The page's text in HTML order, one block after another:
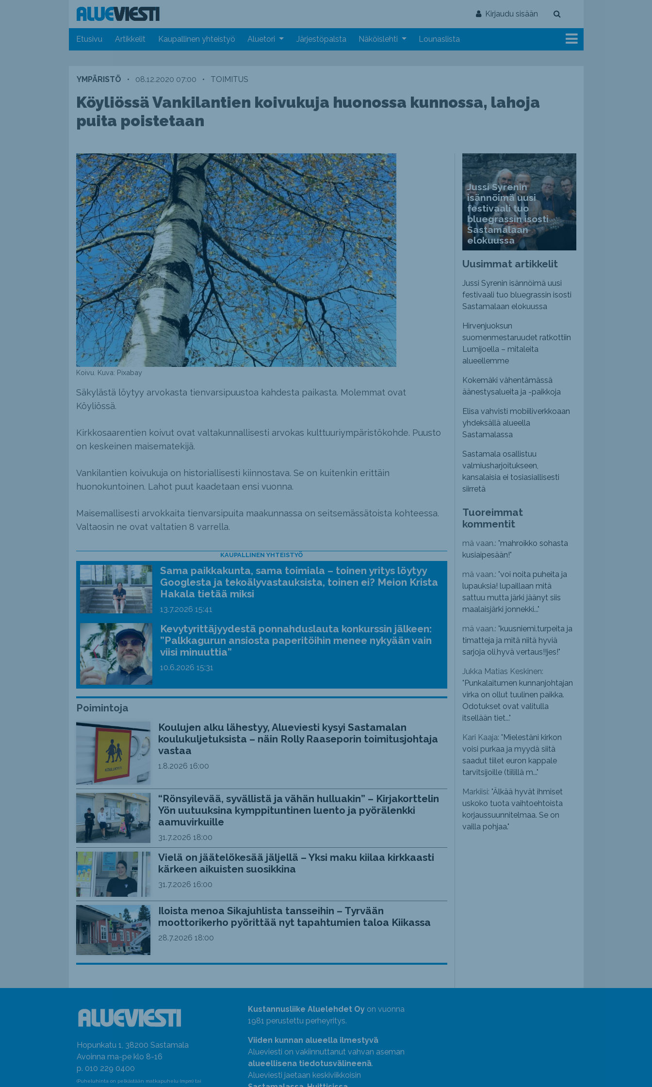
Kirjaudu sisään
Etusivu Artikkelit Kaupallinen yhteistyö Aluetori Järjestöpalsta Näköislehti Lounaslista
YMPÄRISTÖ • 08.12.2020 07:00 • TOIMITUS
Köyliössä Vankilantien koivukuja huonossa kunnossa, lahoja
puita poistetaan
Koivu. Kuva: Pixabay
Säkylästä löytyy arvokasta tienvarsipuustoa kahdesta paikasta. Molemmat ovat
Köyliössä.
Kirkkosaarentien koivut ovat valtakunnallisesti arvokas kulttuuriympäristökohde. Puusto
on keskeinen maisematekijä.
Vankilantien koivukuja on historiallisesti kiinnostava. Se on kuitenkin erittäin
huonokuntoinen. Lahot puut kaadetaan ensi vuonna.
Maisemallisesti arvokkaita tienvarsipuita maakunnassa on seitsemässätoista kohteessa.
Valtaosin ne ovat valtatien 8 varrella.
KAUPALLINEN YHTEISTYÖ
Sama paikkakunta, sama toimiala – toinen yritys löytyy
Googlesta ja tekoälyvastauksista, toinen ei? Meion Krista
Hakala tietää miksi
13.7.2026 15:41
Kevytyrittäjyydestä ponnahduslauta konkurssin jälkeen:
”Palkkagurun ansiosta paperitöihin menee nykyään vain
viisi minuuttia”
10.6.2026 15:31
Poimintoja
Koulujen alku lähestyy, Alueviesti kysyi Sastamalan
koulukuljetuksista – näin Rolly Raaseporin toimitusjohtaja
vastaa
1.8.2026 16:00
“Rönsyilevää, syvällistä ja vähän hulluakin” – Kirjakorttelin
Yön uutuuksina kymppituntinen luento ja pyörälenkki
aamuvirkuille
31.7.2026 18:00
Vielä on jäätelökesää jäljellä – Yksi maku kiilaa kirkkaasti
kärkeen aikuisten suosikkina
31.7.2026 16:00
Iloista menoa Sikajuhlista tansseihin – Tyrvään
moottorikerho pyörittää nyt tapahtumien taloa Kiikassa
28.7.2026 18:00
Jussi Syrenin
isännöimä uusi
festivaali tuo
bluegrassin isosti
Sastamalaan
elokuussa
Uusimmat artikkelit
Jussi Syrenin isännöimä uusi
festivaali tuo bluegrassin isosti
Sastamalaan elokuussa
Hirvenjuoksun
suomenmestaruudet ratkottiin
Lumijoella – mitaleita
alueellemme
Kokemäki vähentämässä
äänestysalueita ja -paikkoja
Elisa vahvisti mobiiliverkkoaan
yhdeksällä alueella
Sastamalassa
Sastamala osallistuu
valmiusharjoitukseen,
kansalaisia ei tosiasiallisesti
siirretä
Tuoreimmat
kommentit
mä vaan.: "mahroikko sohasta
kusiaipesään!"
mä vaan.: "voi noita puheita ja
lupauksia! lupaillaan mitä
sattuu mutta järki jäänyt siis
maalaisjärki jonnekki..."
mä vaan.: "kuusniemi.turpeita ja
timatteja ja mitä niitä hyviä
sarjoja oli,hyvä vertaus!!jes!"
Jukka Matias Keskinen:
" Punkalaitumen kunnanjohtajan
virka on ollut tuulinen paikka.
Odotukset ovat valitulla
itsellään tiet..."
Kari Kaaja: " Mielestäni kirkon
voisi purkaa ja myydä siitä
saadut tiilet euron kappale
tarvitsijoille (tiilillä m..."
Markiisi: "Älkää hyvät ihmiset
uskoko tuota vaihtoehtoista
korjaussuunnitelmaa. Se on
vailla pohjaa."
Hopunkatu 1, 38200 Sastamala
Avoinna ma-pe klo 8-16
p. 010 229 0400
(Puheluhinta on pelkästään matkapuhelu (mpm) tai
Kustannusliike Aluelehdet Oyon vuonna
1981 perustettu perheyritys.
Viiden kunnan alueella ilmestyvä
Alueviesti on vakiinnuttanut vahvan aseman
alueellisena tiedotusvälineenä.
Alueviesti jaetaan keskiviikkoisin